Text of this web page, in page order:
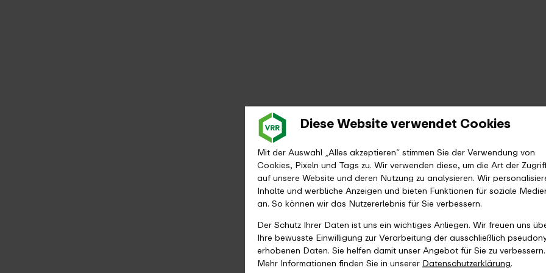
Diese Website verwendet Cookies
Mit der Auswahl „Alles akzeptieren“ stimmen Sie der Verwendung von
Cookies, Pixeln und Tags zu. Wir verwenden diese, um die Art der
auf unsere Website und deren Nutzung zu analysieren. Wir
Inhalte und werbliche Anzeigen und bieten Funktionen für soziale
an. So können wir das Nutzererlebnis für Sie verbessern.
Der Schutz Ihrer Daten ist uns ein wichtiges Anliegen. Wir freuen uns
Ihre bewusste Einwilligung zur Verarbeitung der ausschließlich
erhobenen Daten. Sie helfen damit unser Angebot für Sie zu verbessern.
Mehr Informationen finden Sie in unsererDatenschutzerklärung.